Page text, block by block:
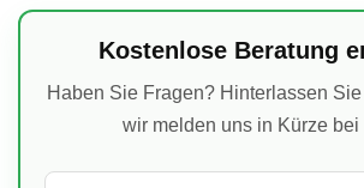
Kostenlose Beratung
Haben Sie Fragen? Hinterlassen
wir melden uns in Kürze bei